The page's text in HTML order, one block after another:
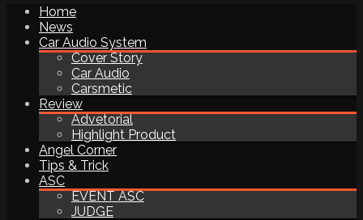
Home
News
Car Audio System
Cover Story
Car Audio
Carsmetic
Review
Advetorial
Highlight Product
Angel Corner
Tips & Trick
ASC
EVENT ASC
JUDGE